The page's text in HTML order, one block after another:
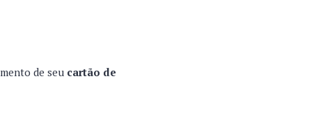
de seu cartão de